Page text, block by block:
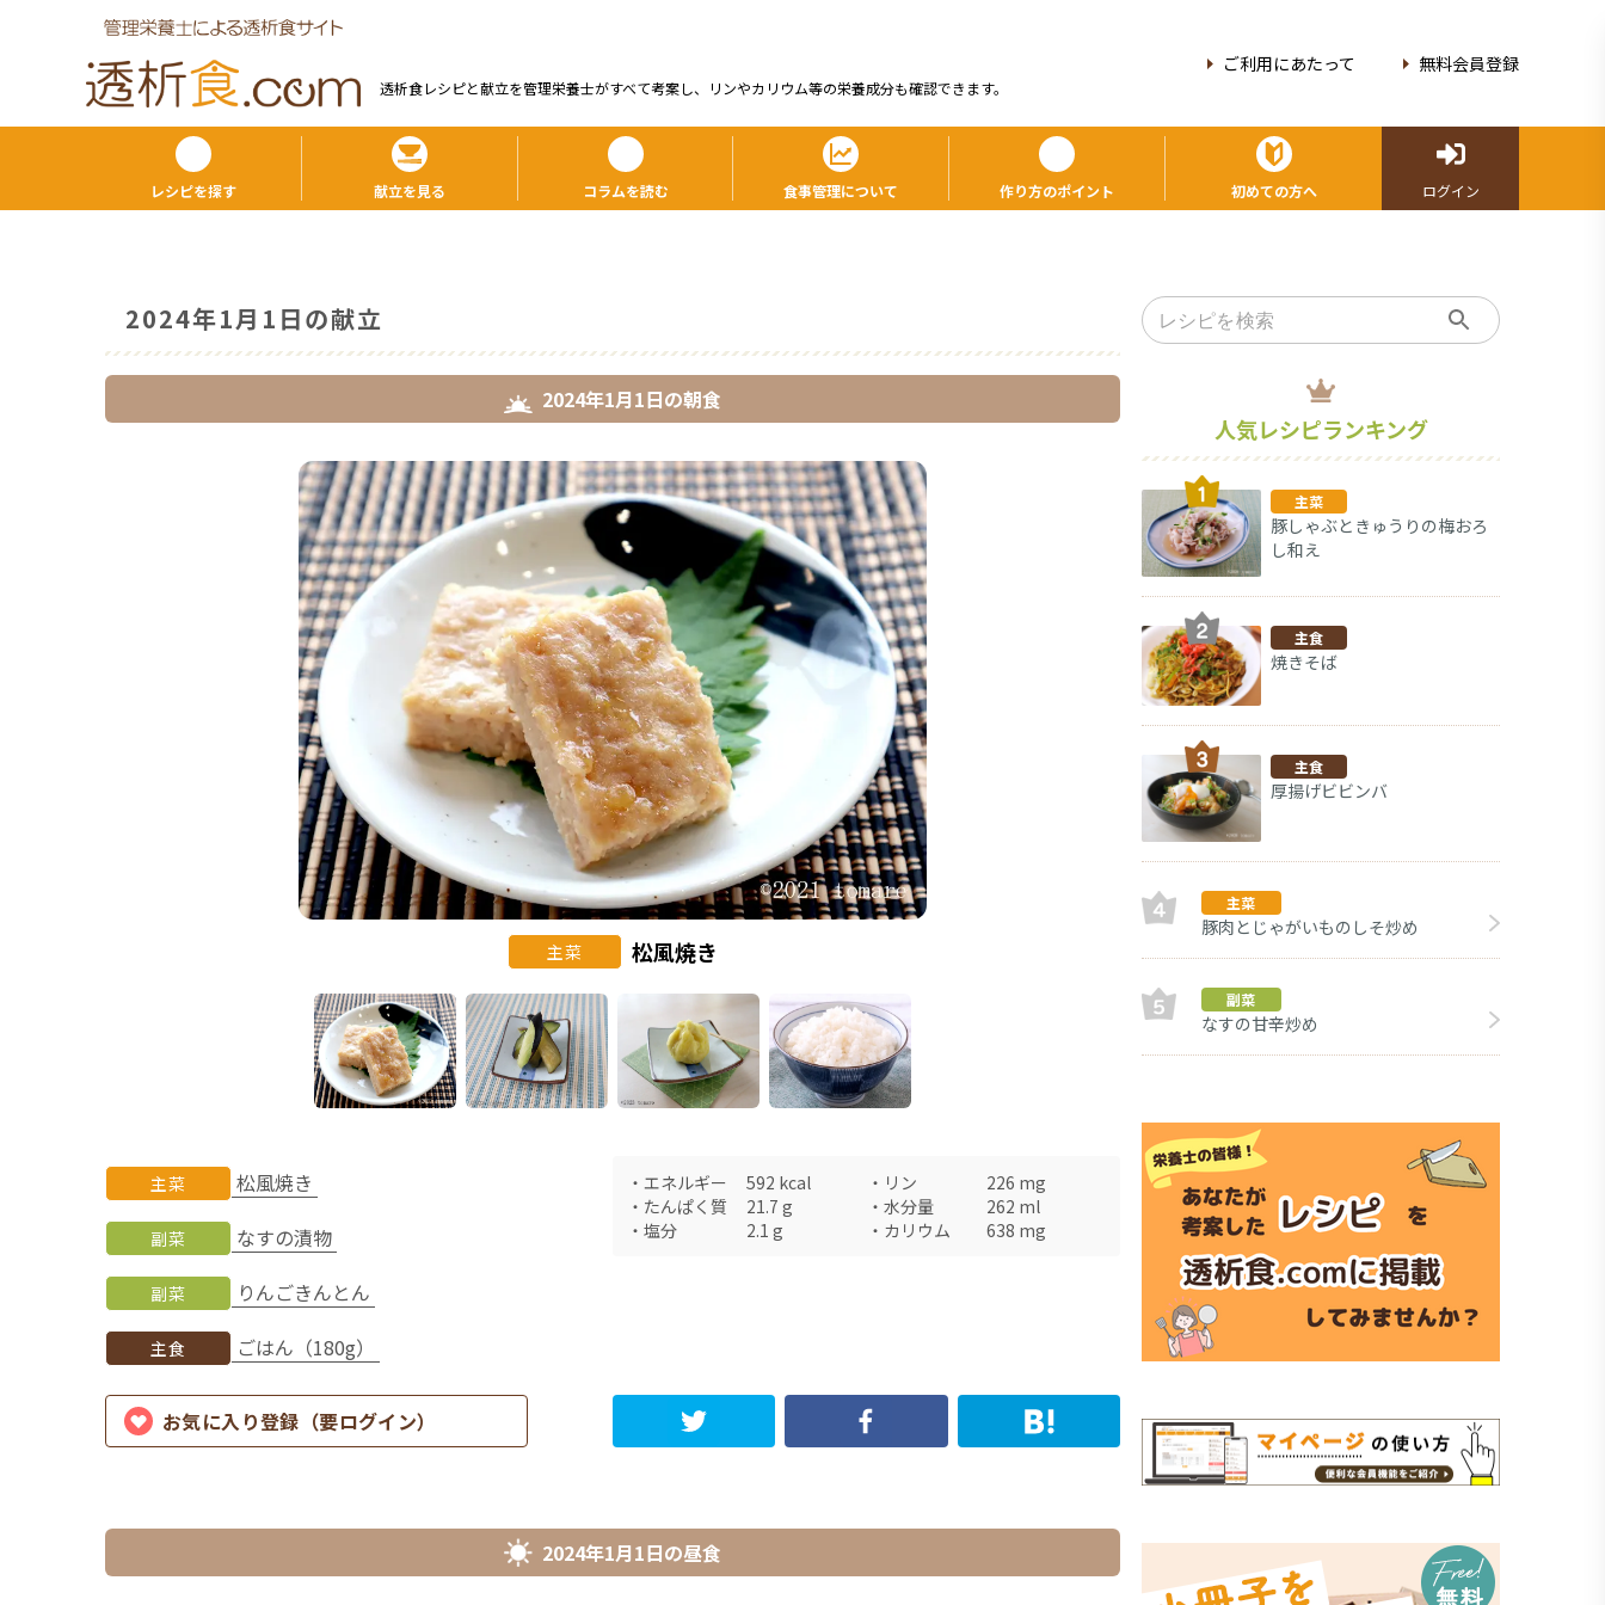
透析食レシピと献⽴を管理栄養⼠がすべて考案し、リンやカリウム等の栄養成分も確認できます。
ご利用にあたって 無料会員登録
レシピを探す 献立を見る コラムを読む 食事管理について 作り方のポイント 初めての方へ ログイン
2024年1月1日の献立
2024年1月1日の朝食
主菜 松風焼き
主菜 松風焼き
副菜 なすの漬物
副菜 りんごきんとん
主食 ごはん（180g）
・ エネルギー 592 kcal ・ リン 226 mg
・ たんぱく質 21.7 g ・ 水分量 262 ml
・ 塩分 2.1 g ・ カリウム 638 mg
お気に入り登録（要ログイン）
2024年1月1日の昼食
人気レシピランキング
主菜
豚しゃぶときゅうりの梅おろ
し和え
主食
焼きそば
主食
厚揚げビビンバ
主菜
豚肉とじゃがいものしそ炒め
副菜
なすの甘辛炒め